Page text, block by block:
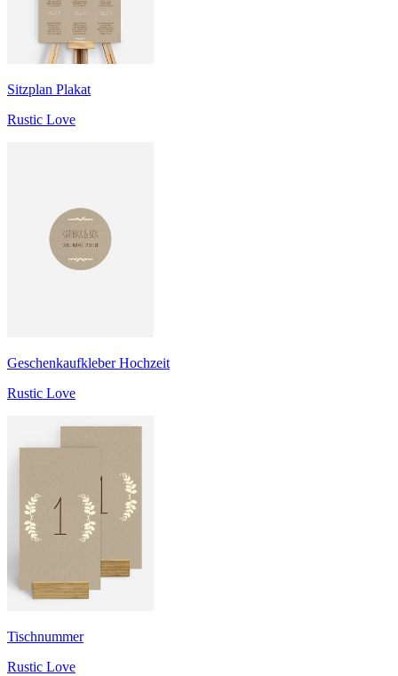
Sitzplan Plakat
Rustic Love
Geschenkaufkleber Hochzeit
Rustic Love
Tischnummer
Rustic Love